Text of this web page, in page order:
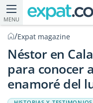
MENU
/Expat magazine
Néstor en
para conocer
enamoré del